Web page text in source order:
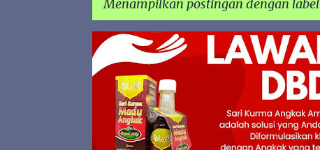
Menampilkan postingan dengan label
P
o
s
g
DBD SARIKURMA